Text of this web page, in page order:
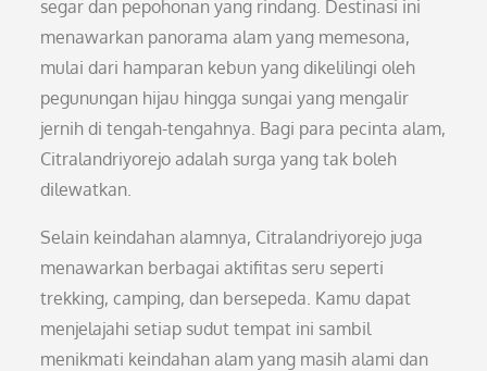
segar dan pepohonan yang rindang. Destinasi ini
menawarkan panorama alam yang memesona,
mulai dari hamparan kebun yang dikelilingi oleh
pegunungan hijau hingga sungai yang mengalir
jernih di tengah-tengahnya. Bagi para pecinta alam,
Citralandriyorejo adalah surga yang tak boleh
dilewatkan.
Selain keindahan alamnya, Citralandriyorejo juga
menawarkan berbagai aktifitas seru seperti
trekking, camping, dan bersepeda. Kamu dapat
menjelajahi setiap sudut tempat ini sambil
menikmati keindahan alam yang masih alami dan